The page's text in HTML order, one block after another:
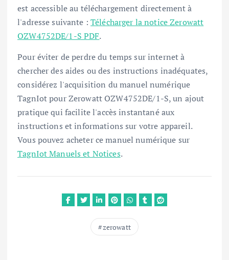
est accessible au téléchargement directement à
l'adresse suivante :Télécharger la notice Zerowatt
OZW4752DE/1-S PDF.
Pour éviter de perdre du temps sur internet à
chercher des aides ou des instructions inadéquates,
considérez l'acquisition du manuel numérique
TagnIot pour Zerowatt OZW4752DE/1-S, un ajout
pratique qui facilite l'accès instantané aux
instructions et informations sur votre appareil.
Vous pouvez acheter ce manuel numérique sur
TagnIot Manuels et Notices.
zerowatt